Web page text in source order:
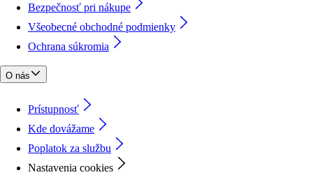
Bezpečnosť pri nákupe
Všeobecné obchodné podmienky
Ochrana súkromia
O nás
Prístupnosť
Kde dovážame
Poplatok za službu
Nastavenia cookies